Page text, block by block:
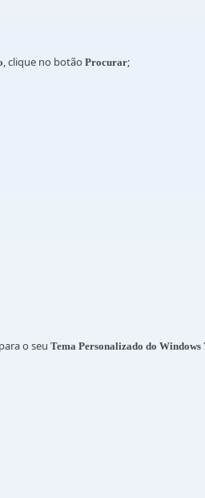
, clique no botão Procurar;
o seu Tema Personalizado do Windows